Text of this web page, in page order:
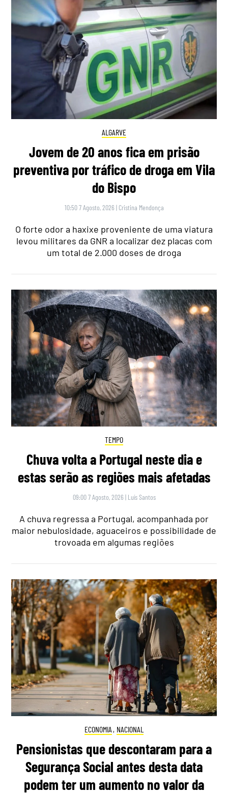
ALGARVE
Jovem de 20 anos fica em prisão
preventiva por tráfico de droga em Vila
do Bispo
10:50 7 Agosto, 2026 | Cristina Mendonça
O forte odor a haxixe proveniente de uma viatura
levou militares da GNR a localizar dez placas com
um total de 2.000 doses de droga
TEMPO
Chuva volta a Portugal neste dia e
estas serão as regiões mais afetadas
09:00 7 Agosto, 2026 | Luís Santos
A chuva regressa a Portugal, acompanhada por
maior nebulosidade, aguaceiros e possibilidade de
trovoada em algumas regiões
ECONOMIA , NACIONAL
Pensionistas que descontaram para a
Segurança Social antes desta data
podem ter um aumento no valor da